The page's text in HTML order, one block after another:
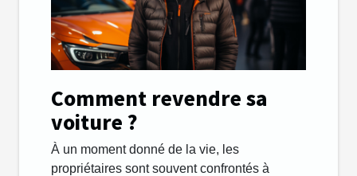
Comment revendre sa
voiture ?
À un moment donné de la vie, les
propriétaires sont souvent confrontés à